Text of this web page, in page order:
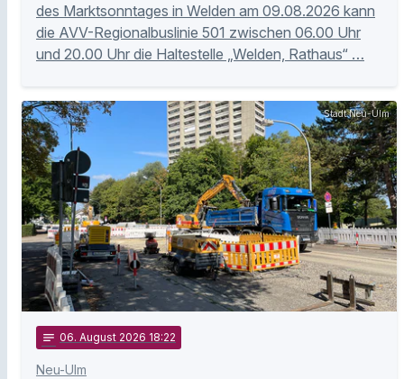
des Marktsonntages in Welden am 09.08.2026 kann
die AVV-Regionalbuslinie 501 zwischen 06.00 Uhr
und 20.00 Uhr die Haltestelle „Welden, Rathaus“ …
Stadt Neu-Ulm
notes 06. August 2026 18:22
Neu-Ulm